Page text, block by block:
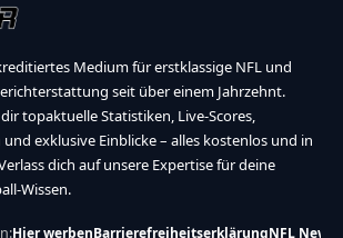
Medium für erstklassige NFL und
seit über einem Jahrzehnt.
topaktuelle Statistiken, Live-Scores,
exklusive Einblicke – alles kostenlos und in
dich auf unsere Expertise für deine
Wissen.
Hier werbenBarrierefreiheitserklärungNFL News